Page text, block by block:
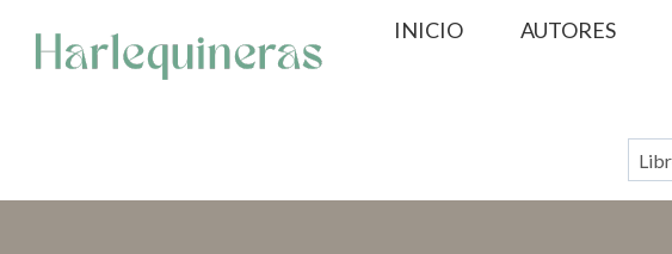
contenido
INICIO AUTORES